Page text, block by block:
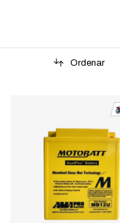
Ordenar